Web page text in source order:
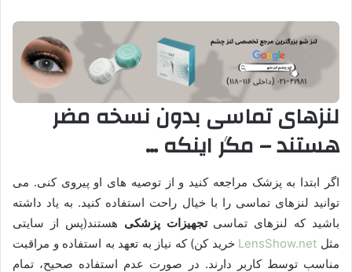
لنزهای تماسی بدون نسخه مضر
هستند – مگر اینکه …
اگر ابتدا به پزشک مراجعه کنید و از توصیه های او پیروی کنی. می
توانید لنزهای تماسی را با خیال راحت استفاده کنید. به یاد داشته
باشید که لنزهای تماسیتجهیزات پزشکی هستند(پس از سایتی
مثل LensShow.net خرید کن) که نیاز به تعهد به استفاده و مراقبت
مناسب توسط کاربر دارند. در صورت عدم استفاده صحیح، تمام